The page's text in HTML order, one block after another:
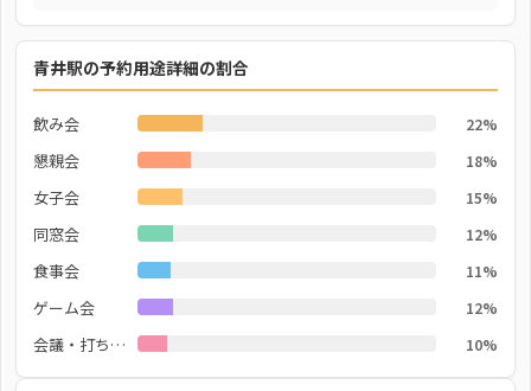
青井駅の予約用途詳細の割合
飲み会 22%
懇親会 18%
女子会 15%
同窓会 12%
食事会 11%
ゲーム会 12%
会議・打ち合わせ 10%